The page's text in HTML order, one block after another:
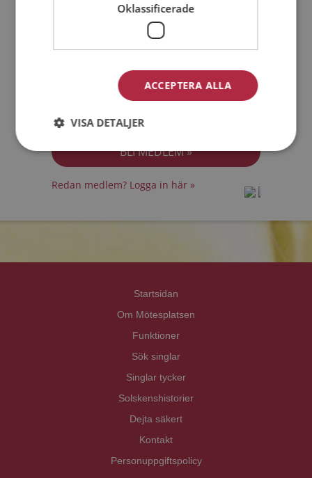
Medlemsvillkoren
Jag accepterarPersonuppgiftspolicyn
Redan medlem? Logga in här »
Startsidan
Om Mötesplatsen
Funktioner
Sök singlar
Singlar tycker
Solskenshistorier
Dejta säkert
Kontakt
Personuppgiftspolicy
Oklassificerade
ACCEPTERA ALLA
VISA DETALJER